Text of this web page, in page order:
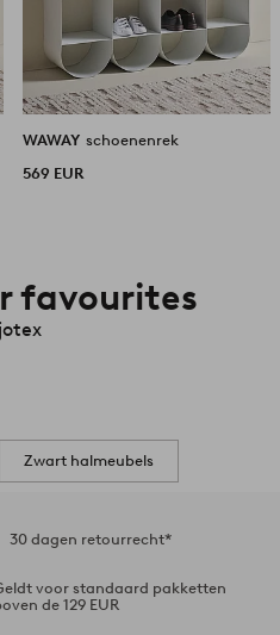
WAWAY schoenenrek
569 EUR
favourites
Zwart halmeubels
30 dagen retourrecht*
voor standaard pakketten
de 129 EUR